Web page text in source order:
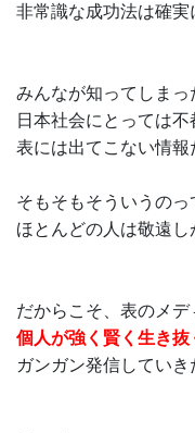
非常識な成功法は確実
みんなが知ってしまっ
日本社会にとっては不
表には出てこない情報
そもそもそういうの
ほとんどの人は敬遠し
だからこそ、表のメ
個人が強く賢く生き
ガンガン発信していき